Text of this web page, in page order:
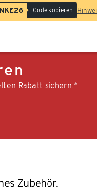
Code kopieren
Rabatt sichern.*
Zubehör.